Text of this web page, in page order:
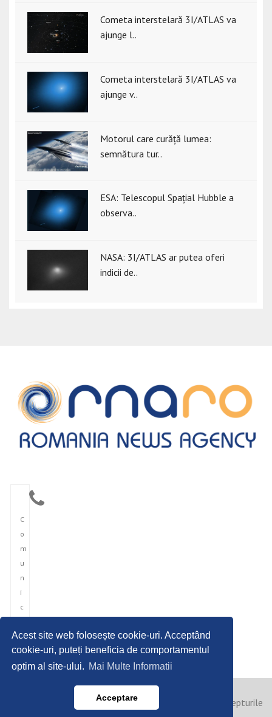
Acest site web folosește cookie-uri. Acceptând
cookie-uri, puteți beneficia de comportamentul
optim al site-ului. Mai Multe Informatii
Acceptare
Cometa interstelară 3I/ATLAS va
ajunge l..
Cometa interstelară 3I/ATLAS va
ajunge v..
Motorul care curăță lumea:
semnătura tur..
ESA: Telescopul Spațial Hubble a
observa..
NASA: 3I/ATLAS ar putea oferi
indicii de..
C
o
m
u
n
i
c
r
e
Copyright © 2023 Agentia Romana de Presari. Toate drepturile